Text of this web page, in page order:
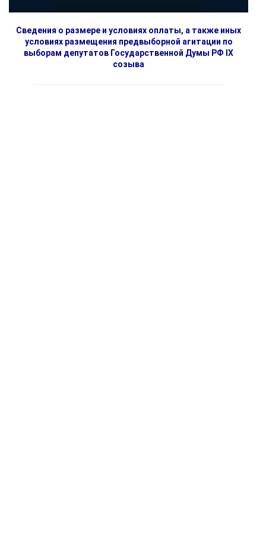
Сведения о размере и условиях оплаты, а также иных
условиях размещения предвыборной агитации по
выборам депутатов Государственной Думы РФ IX
созыва